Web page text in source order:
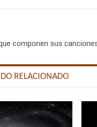
componen sus
RELACIONADO